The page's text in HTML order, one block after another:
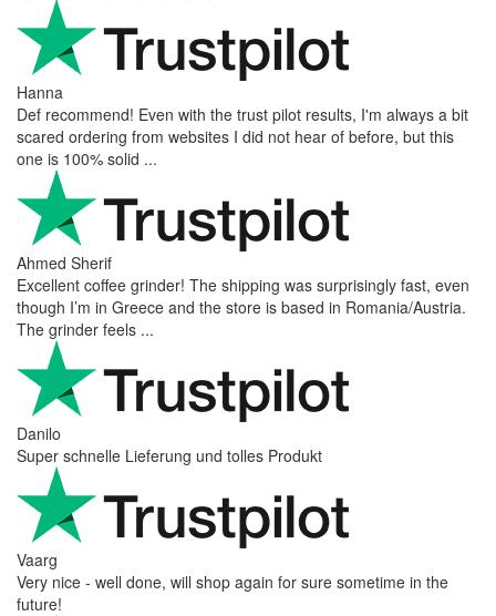
Hanna
Def recommend! Even with the trust pilot results, I'm always a bit
scared ordering from websites I did not hear of before, but this
one is 100% solid ...
Ahmed Sherif
Excellent coffee grinder! The shipping was surprisingly fast, even
though I’m in Greece and the store is based in Romania/Austria.
The grinder feels ...
Danilo
Super schnelle Lieferung und tolles Produkt
Vaarg
Very nice - well done, will shop again for sure sometime in the
future!